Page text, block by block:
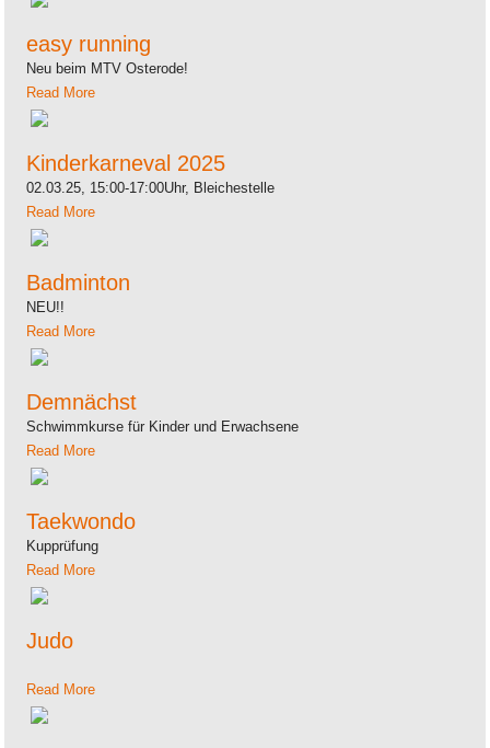
easy running
Neu beim MTV Osterode!
Read More
Kinderkarneval 2025
02.03.25, 15:00-17:00Uhr, Bleichestelle
Read More
Badminton
NEU!!
Read More
Demnächst
Schwimmkurse für Kinder und Erwachsene
Read More
Taekwondo
Kupprüfung
Read More
Judo
Read More